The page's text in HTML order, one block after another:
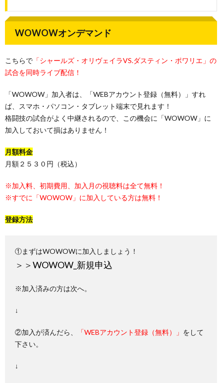
WOWOWオンデマンド
こちらで 「シャールズ・オリヴェイラVS.ダスティン・ポワリエ」の
試合を同時ライブ配信！
「WOWOW」加入者は、「WEBアカウント登録（無料）」すれ
ば、スマホ・パソコン・タブレット端末で見れます！
格闘技の試合がよく中継されるので、この機会に「WOWOW」に
加入しておいて損はありません！
月額料金
月額２５３０円（税込）
※加入料、初期費用、加入月の視聴料は全て無料！
※すでに「WOWOW」に加入している方は無料！
登録方法
①まずはWOWOWに加入しましょう！
＞＞WOWOW_新規申込
※加入済みの方は次へ。
↓
②加入が済んだら、 「WEBアカウント登録（無料）」 をして
下さい。
↓